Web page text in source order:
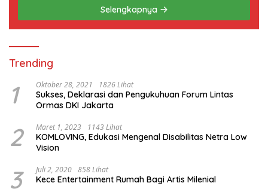
Selengkapnya
Trending
1 Oktober 28, 2021 1826 Lihat
Sukses, Deklarasi dan Pengukuhuan Forum Lintas
Ormas DKI Jakarta
2 Maret 1, 2023 1143 Lihat
KOMLOVING, Edukasi Mengenal Disabilitas Netra Low
Vision
3 Juli 2, 2020 858 Lihat
Kece Entertainment Rumah Bagi Artis Milenial